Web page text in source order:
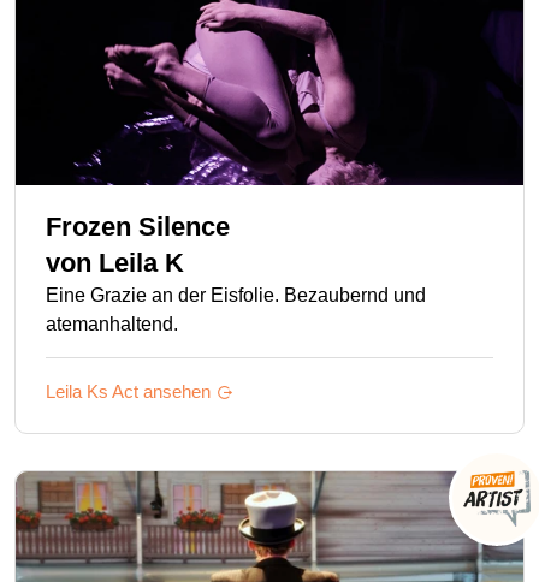
Frozen Silence
von Leila K
Eine Grazie an der Eisfolie. Bezaubernd und
atemanhaltend.
Leila Ks Act ansehen